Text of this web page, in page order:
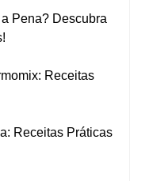
Pena? Descubra
Receitas
Receitas Práticas